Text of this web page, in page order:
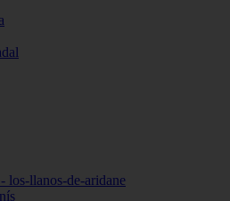
los-llanos-de-aridane